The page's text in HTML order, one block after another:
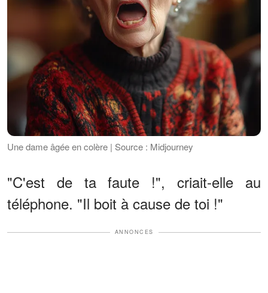
Une dame âgée en colère | Source : Midjourney
"C'est de ta faute !", criait-elle au
téléphone. "Il boit à cause de toi !"
ANNONCES